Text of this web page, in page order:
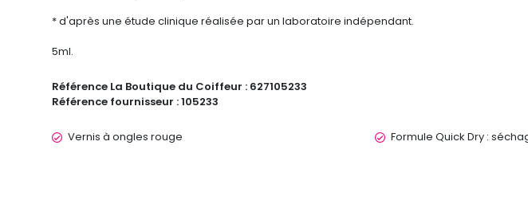
* d'après une étude clinique réalisée par un laboratoire indépendant.
5ml.
Référence La Boutique du Coiffeur : 627105233
Référence fournisseur :105233
Vernis à ongles rouge Formule Quick Dry :